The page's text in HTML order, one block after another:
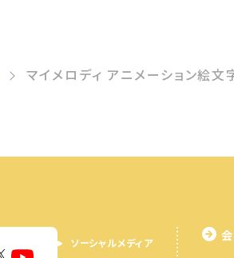
マイメロディ アニメーション絵文
ソーシャルメディア